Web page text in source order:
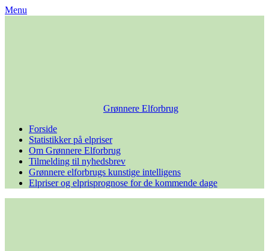
Skip
Menu
Grønnere Elforbrug
Forside
Statistikker på elpriser
Om Grønnere Elforbrug
Tilmelding til nyhedsbrev
Grønnere elforbrugs kunstige intelligens
Elpriser og elprisprognose for de kommende dage